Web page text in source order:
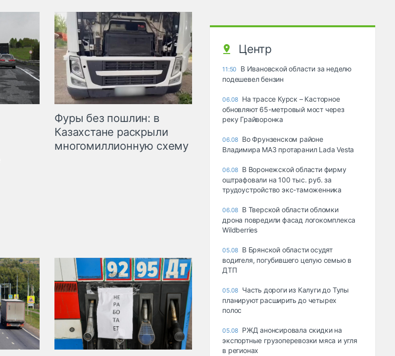
Фуры без пошлин: в
Казахстане раскрыли
многомиллионную схему
Центр
11:50
В Ивановской области за неделю
подешевел бензин
06.08 На трассе Курск – Касторное
обновляют 65-метровый мост через
реку Грайворонка
06.08 Во Фрунзенском районе
Владимира МАЗ протаранил Lada Vesta
06.08 В Воронежской области фирму
оштрафовали на 100 тыс. руб. за
трудоустройство экс-таможенника
06.08 В Тверской области обломки
дрона повредили фасад логокомплекса
Wildberries
05.08 В Брянской области осудят
водителя, погубившего целую семью в
ДТП
05.08 Часть дороги из Калуги до Тулы
планируют расширить до четырех
полос
05.08 РЖД анонсировала скидки на
экспортные грузоперевозки мяса и угля
в регионах